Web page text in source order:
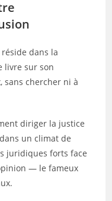
dans la
livre sur son
sans chercher ni à
diriger la justice
un climat de
juridiques forts face
— le fameux